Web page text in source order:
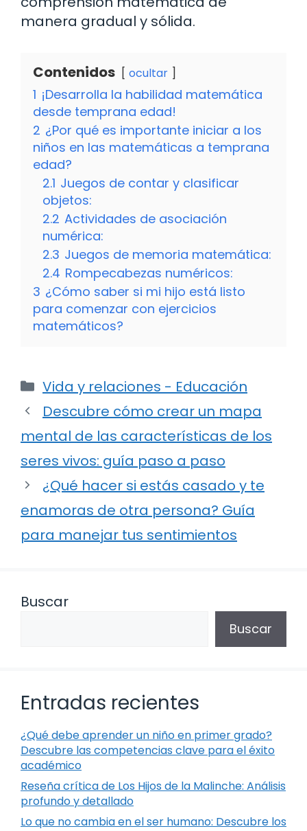
manera gradual y sólida.
Contenidos ocultar
1 ¡Desarrolla la habilidad matemática
desde temprana edad!
2 ¿Por qué es importante iniciar a los
niños en las matemáticas a temprana
edad?
2.1 Juegos de contar y clasificar
objetos:
2.2 Actividades de asociación
numérica:
2.3 Juegos de memoria matemática:
2.4 Rompecabezas numéricos:
3 ¿Cómo saber si mi hijo está listo
para comenzar con ejercicios
matemáticos?
Categorías
Vida y relaciones - Educación
Descubre cómo crear un mapa
mental de las características de los
seres vivos: guía paso a paso
¿Qué hacer si estás casado y te
enamoras de otra persona? Guía
para manejar tus sentimientos
Buscar
Buscar
Entradas recientes
¿Qué debe aprender un niño en primer grado?
Descubre las competencias clave para el éxito
académico
Reseña crítica de Los Hijos de la Malinche: Análisis
profundo y detallado
Lo que no cambia en el ser humano: Descubre los